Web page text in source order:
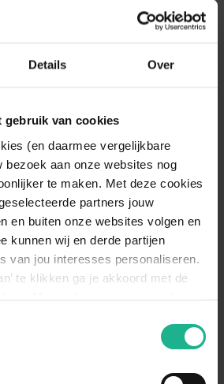
Details Over
gebruik van cookies
(en daarmee vergelijkbare
bezoek aan onze websites nog
te maken. Met deze cookies
partners jouw
en buiten onze websites volgen en
kunnen wij en derde partijen
van jou interesses personaliseren.
te klikken ga je akkoord met de
onze website.
Philodendron op een plek met
Zorg ervoor dat de plant
drie uur direct zonlicht ontvangt.
voor de Philodendron.
de plant opnieuw water wanneer de
gedurende 4 dagen op
dan tot het streepje ‘optimaal’ te